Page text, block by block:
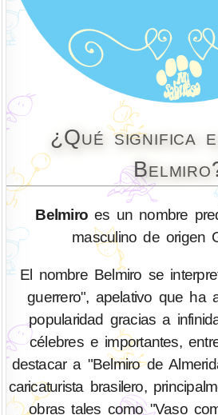
¿Qué significa
Belmiro es un nombre
masculino de origen
El nombre Belmiro se
guerrero", apelativo que ha
popularidad gracias a
célebres e importantes,
destacar a "Belmiro de
caricaturista brasilero,
obras tales como "Vaso